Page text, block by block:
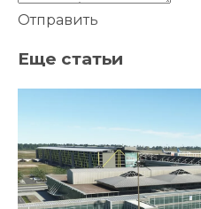
Отправить
Еще статьи